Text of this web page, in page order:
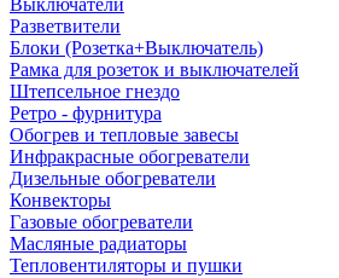
Выключатели
Разветвители
Блоки (Розетка+Выключатель)
Рамка для розеток и выключателей
Штепсельное гнездо
Ретро - фурнитура
Обогрев и тепловые завесы
Инфракрасные обогреватели
Дизельные обогреватели
Конвекторы
Газовые обогреватели
Масляные радиаторы
Тепловентиляторы и пушки